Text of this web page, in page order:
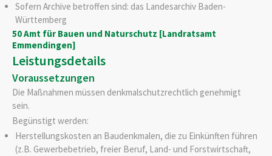
Sofern Archive betroffen sind: das Landesarchiv Baden-
Württemberg
50 Amt für Bauen und Naturschutz [Landratsamt
Emmendingen]
Leistungsdetails
Voraussetzungen
Die Maßnahmen müssen denkmalschutzrechtlich genehmigt
sein.
Begünstigt werden:
Herstellungskosten an Baudenkmalen, die zu Einkünften führen
(z.B. Gewerbebetrieb, freier Beruf, Land- und Forstwirtschaft,